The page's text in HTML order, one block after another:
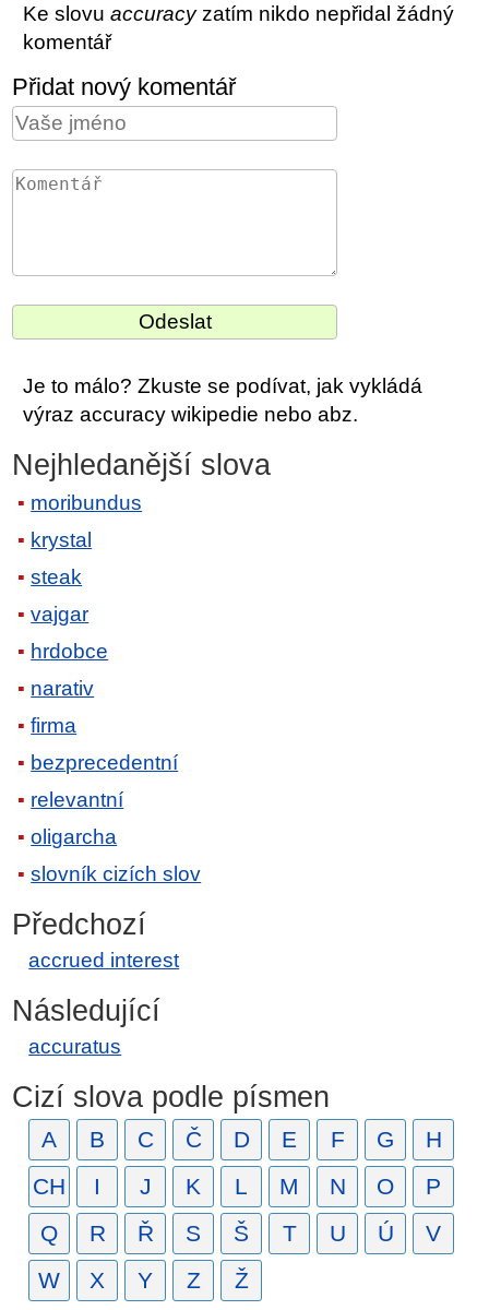
Ke slovuaccuracyzatím nikdo nepřidal žádný
komentář
Přidat nový komentář
Je to málo? Zkuste se podívat, jak vykládá
výraz accuracy wikipedie nebo abz.
Nejhledanější slova
moribundus
krystal
steak
vajgar
hrdobce
narativ
firma
bezprecedentní
relevantní
oligarcha
slovník cizích slov
Předchozí
accrued interest
Následující
accuratus
Cizí slova podle písmen
A B C Č D E F G
H
CH
I J K L M N O
P
Q
R Ř S Š T U Ú
V
W
X Y Z Ž